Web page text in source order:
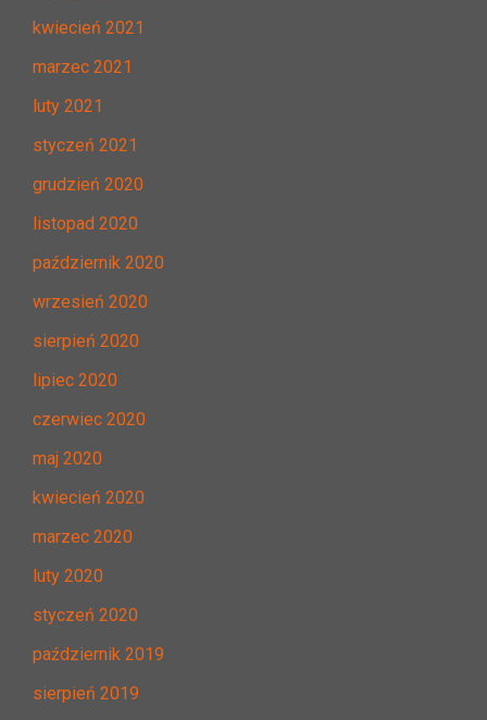
kwiecień 2021
marzec 2021
luty 2021
styczeń 2021
grudzień 2020
listopad 2020
październik 2020
wrzesień 2020
sierpień 2020
lipiec 2020
czerwiec 2020
maj 2020
kwiecień 2020
marzec 2020
luty 2020
styczeń 2020
październik 2019
sierpień 2019